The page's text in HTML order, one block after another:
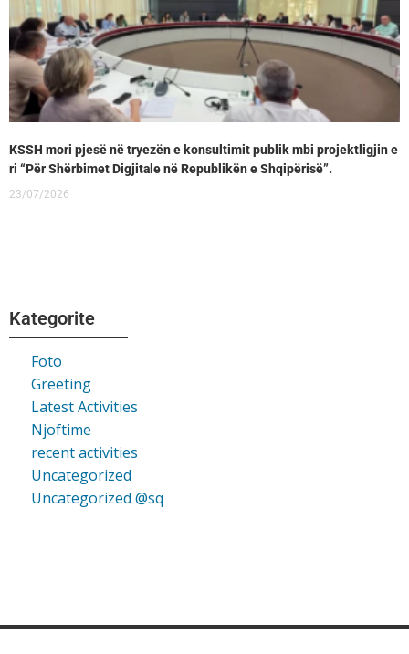
KSSH mori pjesë në tryezën e konsultimit publik mbi projektligjin e
ri “Për Shërbimet Digjitale në Republikën e Shqipërisë”.
23/07/2026
Kategorite
Foto
Greeting
Latest Activities
Njoftime
recent activities
Uncategorized
Uncategorized @sq